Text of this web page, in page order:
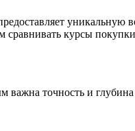
курсы
важна точность и